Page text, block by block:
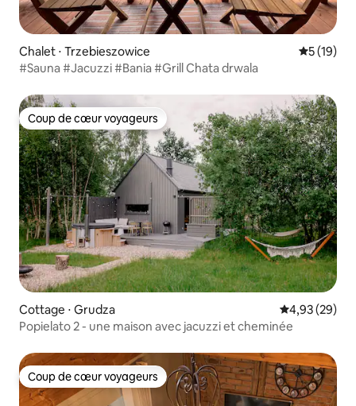
Chalet ⋅ Trzebieszowice
5 (19)
#Sauna #Jacuzzi #Bania #Grill Chata drwala
Coup de cœur voyageurs
Coup de cœur voyageurs
Cottage ⋅ Grudza Évaluation
4,93 (29)
Popielato 2 - une maison avec jacuzzi et cheminée
Coup de cœur voyageurs
Coup de cœur voyageurs